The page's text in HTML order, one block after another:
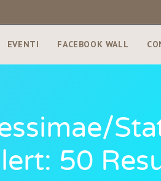
EVENTI FACEBOOK WALL
50